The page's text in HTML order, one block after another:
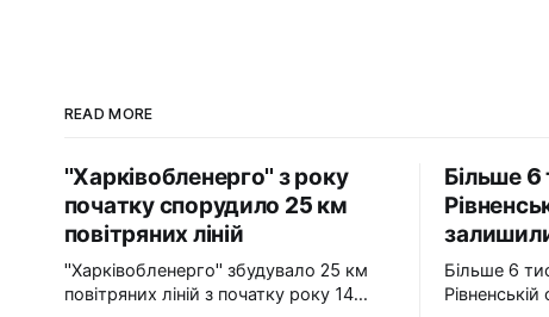
READ MORE
"Харківобленерго" з року
початку спорудило 25 км
повітряних ліній
"Харківобленерго" збудувало 25 км
повітряних ліній з початку року 14
Більше 6
Більше 6